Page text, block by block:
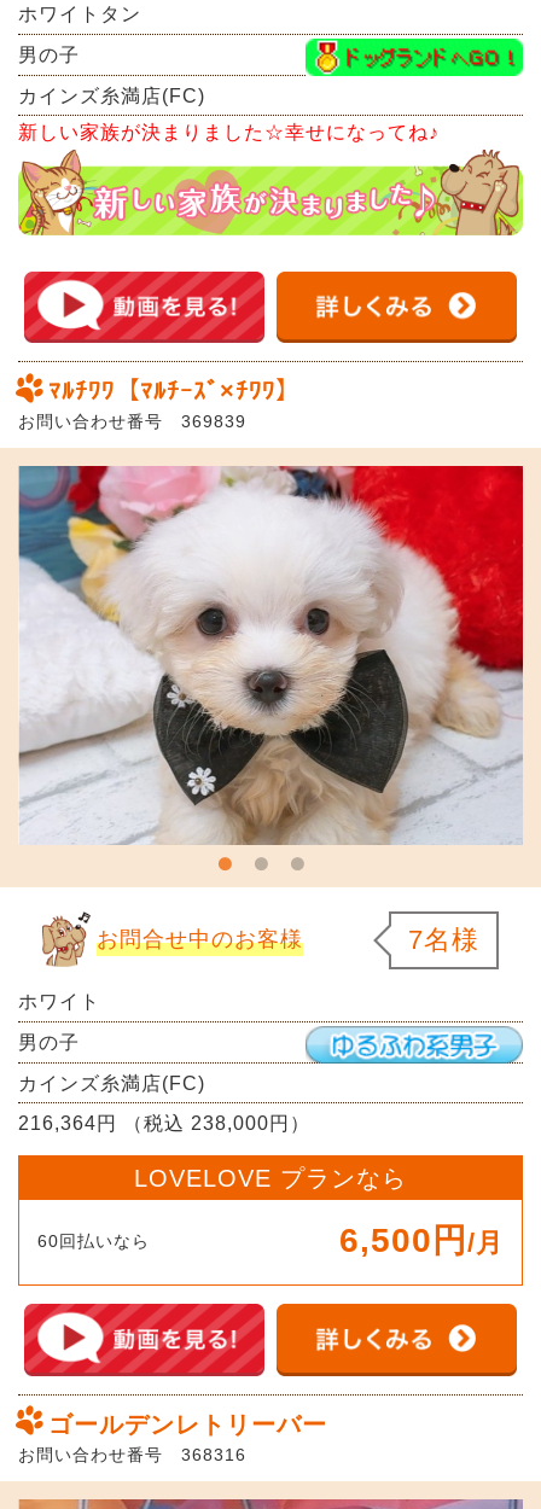
ホワイトタン
男の子
カインズ糸満店(FC)
新しい家族が決まりました☆幸せになってね♪
ﾏﾙﾁﾜﾜ【ﾏﾙﾁｰｽﾞ×ﾁﾜﾜ】
お問い合わせ番号 369839
お問合せ中のお客様 7名様
ホワイト
男の子
カインズ糸満店(FC)
216,364円 （税込 238,000円）
LOVELOVE プランなら
60回払いなら 6,500円 /月
ゴールデンレトリーバー
お問い合わせ番号 368316